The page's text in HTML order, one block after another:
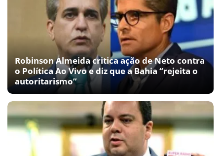
Robinson Almeida critica ação de Neto contra
o Política Ao Vivo e diz que a Bahia “rejeita o
autoritarismo”